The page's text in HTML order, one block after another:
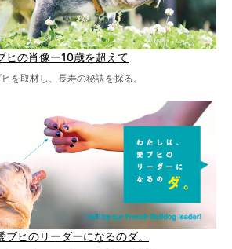
ヒの肖像ー10歳を超えて
を取材し、長寿の秘訣を探る。
ブヒのリーダーになるのダ。